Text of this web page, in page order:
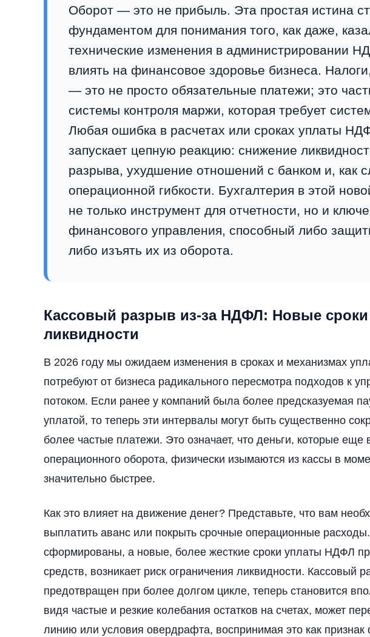
Оборот — это не прибыль. Эта простая истина
фундаментом для понимания того, как даже,
технические изменения в администрировании
влиять на финансовое здоровье бизнеса.
— это не просто обязательные платежи; это
системы контроля маржи, которая требует
Любая ошибка в расчетах или сроках уплаты
запускает цепную реакцию: снижение
разрыва, ухудшение отношений с банком и, как
операционной гибкости. Бухгалтерия в этой
не только инструмент для отчетности, но и
финансового управления, способный либо
либо изъять их из оборота.
Кассовый разрыв из-за НДФЛ: Новые сроки
ликвидности
В 2026 году мы ожидаем изменения в сроках и механизмах
потребуют от бизнеса радикального пересмотра подходов к
потоком. Если ранее у компаний была более предсказуемая
уплатой, то теперь эти интервалы могут быть существенно
более частые платежи. Это означает, что деньги, которые еще
операционного оборота, физически изымаются из кассы в
значительно быстрее.
Как это влияет на движение денег? Представьте, что вам
выплатить аванс или покрыть срочные операционные
сформированы, а новые, более жесткие сроки уплаты НДФЛ
средств, возникает риск ограничения ликвидности. Кассовый
предотвращен при более долгом цикле, теперь становится
видя частые и резкие колебания остатков на счетах, может
линию или условия овердрафта, воспринимая это как признак